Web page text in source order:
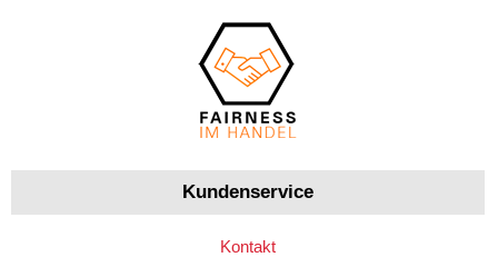
Kundenservice
Kontakt